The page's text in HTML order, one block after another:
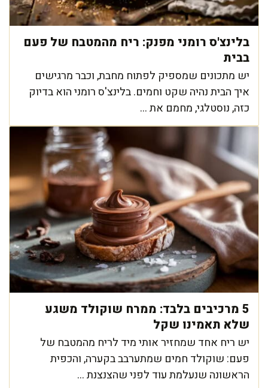
בלינצ'ס רומני מפנק: ריח מהמטבח של פעם
בבית
יש מתכונים שמספיק לפתוח מחבת, וכבר מרגישים
איך הבית נהיה שקט וחמים. בלינצ'ס רומני הוא בדיוק
כזה, נוסטלגי, מחמם את ...
5 מרכיבים בלבד: ממרח שוקולד משגע
שלא תאמינו שקל
יש ריח אחד שמחזיר אותי מיד לריח מהמטבח של
פעם: שוקולד חמים שמתערבב בקערה, והכפית
הראשונה שנעלמת עוד לפני שהצנצנת ...